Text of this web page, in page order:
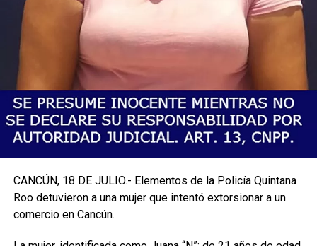
CANCÚN, 18 DE JULIO.- Elementos de la Policía Quintana
Roo detuvieron a una mujer que intentó extorsionar a un
comercio en Cancún.